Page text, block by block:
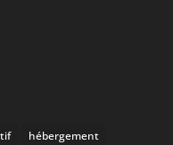
hébergement